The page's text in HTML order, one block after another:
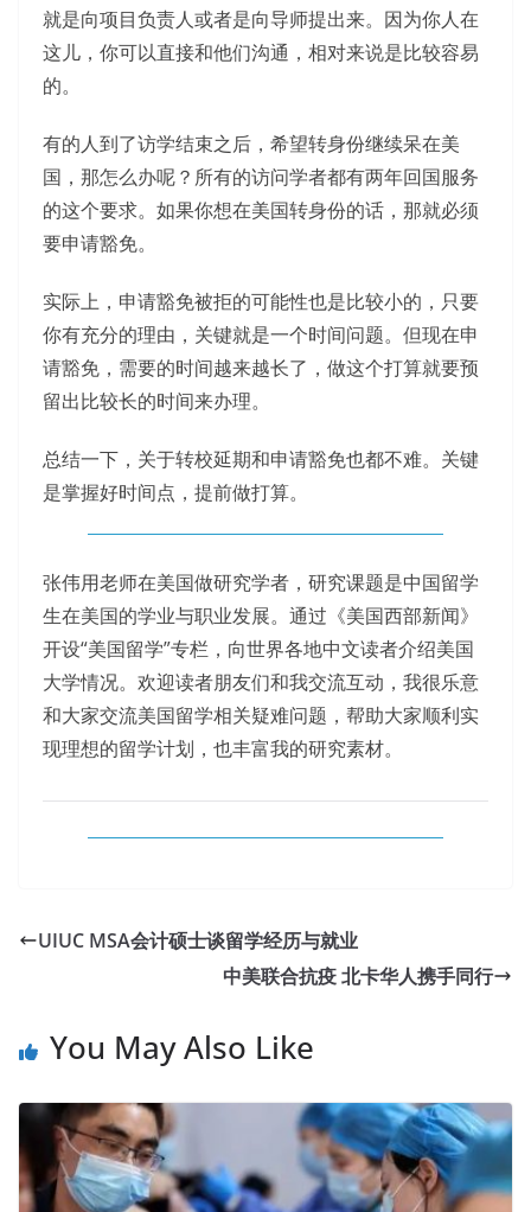
就是向项目负责人或者是向导师提出来。因为你人在
这儿，你可以直接和他们沟通，相对来说是比较容易
的。
有的人到了访学结束之后，希望转身份继续呆在美
国，那怎么办呢？所有的访问学者都有两年回国服务
的这个要求。如果你想在美国转身份的话，那就必须
要申请豁免。
实际上，申请豁免被拒的可能性也是比较小的，只要
你有充分的理由，关键就是一个时间问题。但现在申
请豁免，需要的时间越来越长了，做这个打算就要预
留出比较长的时间来办理。
总结一下，关于转校延期和申请豁免也都不难。关键
是掌握好时间点，提前做打算。
张伟用老师在美国做研究学者，研究课题是中国留学
生在美国的学业与职业发展。通过《美国西部新闻》
开设“美国留学”专栏，向世界各地中文读者介绍美国
大学情况。欢迎读者朋友们和我交流互动，我很乐意
和大家交流美国留学相关疑难问题，帮助大家顺利实
现理想的留学计划，也丰富我的研究素材。
UIUC MSA会计硕士谈留学经历与就业
中美联合抗疫 北卡华人携手同行
You May Also Like